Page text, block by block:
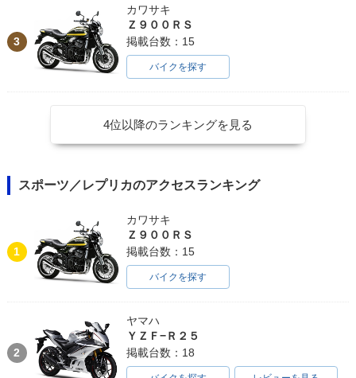
3
カワサキ
Ｚ９００ＲＳ
掲載台数：15
バイクを探す
4位以降のランキングを見る
スポーツ／レプリカのアクセスランキング
1
カワサキ
Ｚ９００ＲＳ
掲載台数：15
バイクを探す
2
ヤマハ
ＹＺＦ−Ｒ２５
掲載台数：18